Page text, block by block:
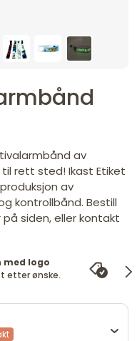
av
rett sted! Ikast Etiket
av
kontrollbånd. Bestill
siden, eller kontakt
med logo
etter ønske.
vi